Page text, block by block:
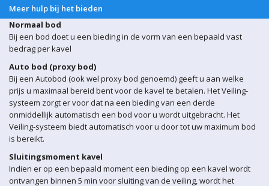
Meer hulp bij het bieden
Normaal bod
Bij een bod doet u een bieding in de vorm van een bepaald vast
bedrag per kavel
Auto bod (proxy bod)
Bij een Autobod (ook wel proxy bod genoemd) geeft u aan welke
prijs u maximaal bereid bent voor de kavel te betalen. Het Veiling-
systeem zorgt er voor dat na een bieding van een derde
onmiddellijk automatisch een bod voor u wordt uitgebracht. Het
Veiling-systeem biedt automatisch voor u door tot uw maximum bod
is bereikt.
Sluitingsmoment kavel
Indien er op een bepaald moment een bieding op een kavel wordt
ontvangen binnen 5 min voor sluiting van de veiling, wordt het